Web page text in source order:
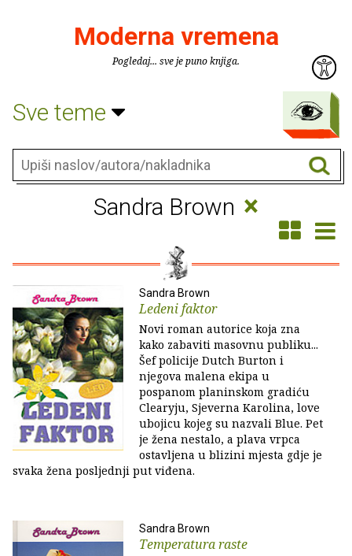
Moderna vremena
Pogledaj... sve je puno knjiga.
Sve teme
Sandra Brown ×
Sandra Brown
Ledeni faktor
Novi roman autorice koja zna
kako zabaviti masovnu publiku...
Šef policije Dutch Burton i
njegova malena ekipa u
pospanom planinskom gradiću
Clearyju, Sjeverna Karolina, love
ubojicu kojeg su nazvali Blue. Pet
je žena nestalo, a plava vrpca
ostavljena u blizini mjesta gdje je
svaka žena posljednji put viđena.
Sandra Brown
Temperatura raste